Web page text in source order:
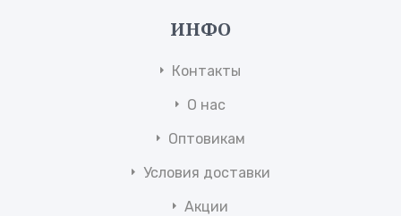
ИНФО
Контакты
О нас
Оптовикам
Условия доставки
Акции